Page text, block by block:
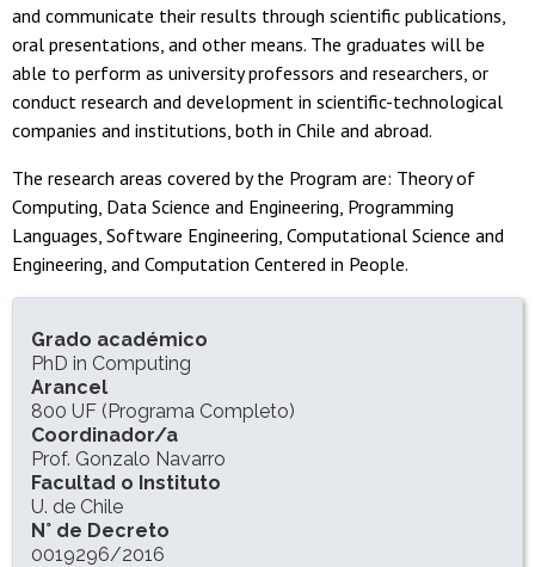
and communicate their results through scientific publications,
oral presentations, and other means. The graduates will be
able to perform as university professors and researchers, or
conduct research and development in scientific-technological
companies and institutions, both in Chile and abroad.
The research areas covered by the Program are: Theory of
Computing, Data Science and Engineering, Programming
Languages, Software Engineering, Computational Science and
Engineering, and Computation Centered in People.
INFORMACIÓN DEL PROGRAMA
Grado académico
PhD in Computing
Arancel
800 UF (Programa Completo)
Coordinador/a
Prof. Gonzalo Navarro
Facultad o Instituto
U. de Chile
N° de Decreto
0019296/2016